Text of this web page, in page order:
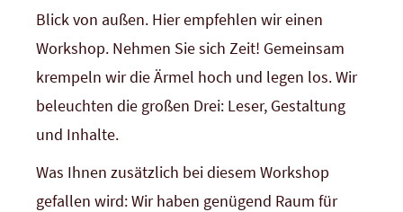
Blick von außen. Hier empfehlen wir einen
Workshop. Nehmen Sie sich Zeit! Gemeinsam
krempeln wir die Ärmel hoch und legen los. Wir
beleuchten die großen Drei: Leser, Gestaltung
und Inhalte.
Was Ihnen zusätzlich bei diesem Workshop
gefallen wird: Wir haben genügend Raum für